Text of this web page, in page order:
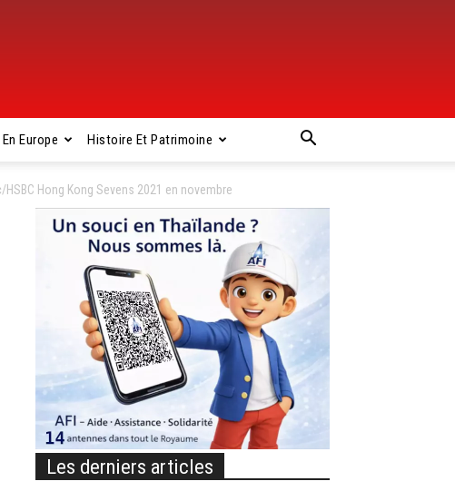
Europe Histoire Et Patrimoine
Hong Kong Sevens 2021 en novembre
Les derniers articles